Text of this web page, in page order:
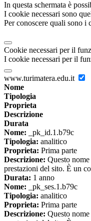
In questa schermata è
I cookie necessari sono
Per conoscere quali sono i
Cookie necessari per il
I cookie necessari per il
www.turimatera.edu.it
Nome
Tipologia
Proprieta
Descrizione
Durata
Nome: _pk_id.1.b79c
Tipologia: analitico
Proprieta: Prima parte
Descrizione: Questo
prestazioni del sito. È un
Durata: 1 anno
Nome: _pk_ses.1.b79c
Tipologia: analitico
Proprieta: Prima parte
Descrizione: Questo